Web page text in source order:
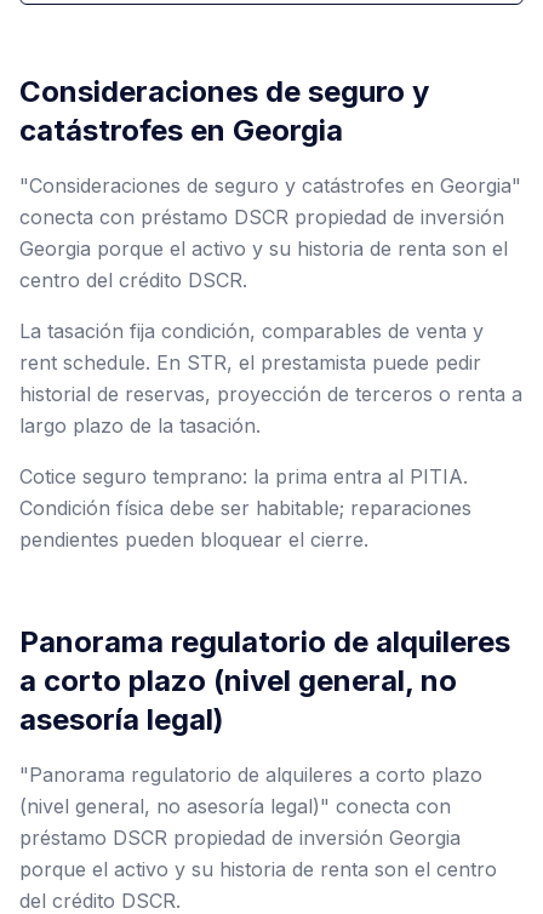
Consideraciones de seguro y
catástrofes en Georgia
"Consideraciones de seguro y catástrofes en Georgia"
conecta con préstamo DSCR propiedad de inversión
Georgia porque el activo y su historia de renta son el
centro del crédito DSCR.
La tasación fija condición, comparables de venta y
rent schedule. En STR, el prestamista puede pedir
historial de reservas, proyección de terceros o renta a
largo plazo de la tasación.
Cotice seguro temprano: la prima entra al PITIA.
Condición física debe ser habitable; reparaciones
pendientes pueden bloquear el cierre.
Panorama regulatorio de alquileres
a corto plazo (nivel general, no
asesoría legal)
"Panorama regulatorio de alquileres a corto plazo
(nivel general, no asesoría legal)" conecta con
préstamo DSCR propiedad de inversión Georgia
porque el activo y su historia de renta son el centro
del crédito DSCR.